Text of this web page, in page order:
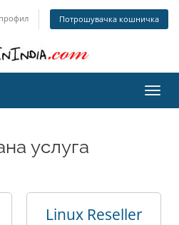
Потрошувачка кошничка
ја
услуга
Linux Reseller